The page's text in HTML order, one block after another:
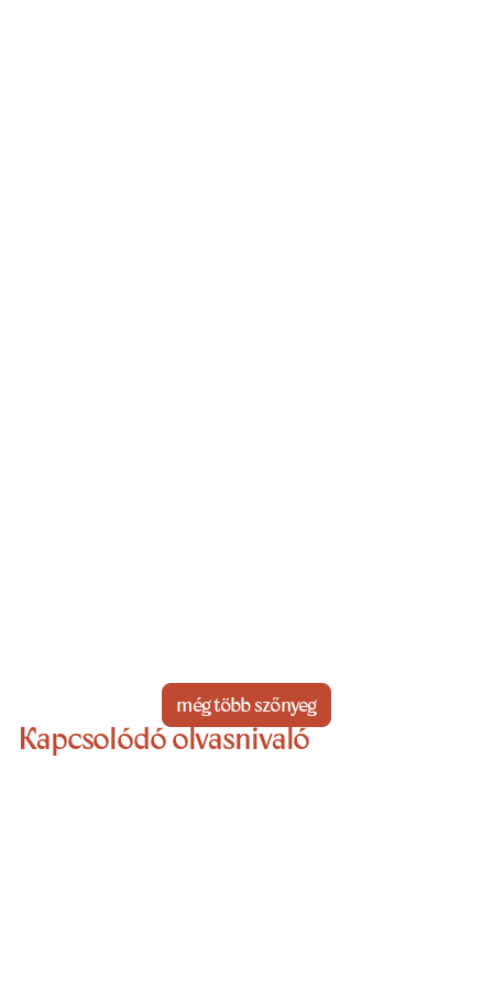
még több szőnyeg
Kapcsolódó olvasnivaló